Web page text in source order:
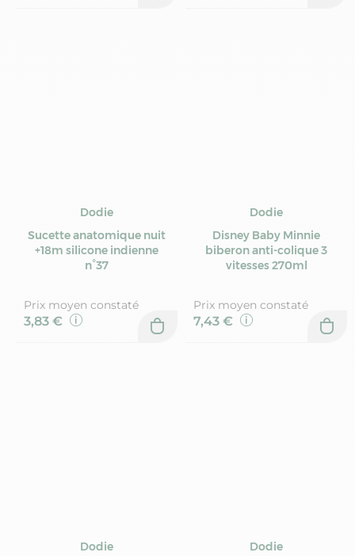
Dodie
Sucette anatomique nuit
+18m silicone indienne
n°37
Prix moyen constaté
3,83 €
Dodie
Disney Baby Minnie
biberon anti-colique 3
vitesses 270ml
Prix moyen constaté
7,43 €
Dodie
Dodie